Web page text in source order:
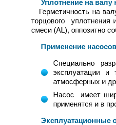
Уплотнение на валу
Герметичность на
торцового уплотнения
смеси (AL), оппозитно
Применение насосов
Специально
эксплуатации и
атмосферных и
Насос имеет
применятся и в
Эксплуатационные